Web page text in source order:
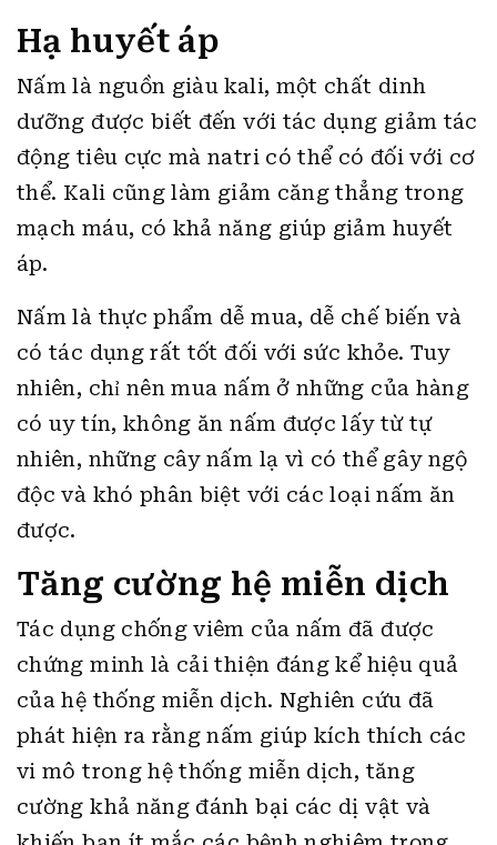
Hạ huyết áp
Nấm là nguồn giàu kali, một chất dinh
dưỡng được biết đến với tác dụng giảm tác
động tiêu cực mà natri có thể có đối với cơ
thể. Kali cũng làm giảm căng thẳng trong
mạch máu, có khả năng giúp giảm huyết
áp.
Nấm là thực phẩm dễ mua, dễ chế biến và
có tác dụng rất tốt đối với sức khỏe. Tuy
nhiên, chỉ nên mua nấm ở những của hàng
có uy tín, không ăn nấm được lấy từ tự
nhiên, những cây nấm lạ vì có thể gây ngộ
độc và khó phân biệt với các loại nấm ăn
được.
Tăng cường hệ miễn dịch
Tác dụng chống viêm của nấm đã được
chứng minh là cải thiện đáng kể hiệu quả
của hệ thống miễn dịch. Nghiên cứu đã
phát hiện ra rằng nấm giúp kích thích các
vi mô trong hệ thống miễn dịch, tăng
cường khả năng đánh bại các dị vật và